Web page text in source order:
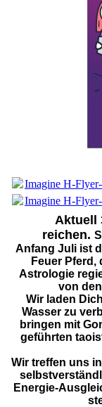
Imagine H-
Imagine H-
Aktuell
reichen.
Anfang Juli ist
Feuer
Astrologie
von
Wir laden
Wasser zu
bringen mit
geführten
Wir treffen uns
Energie-